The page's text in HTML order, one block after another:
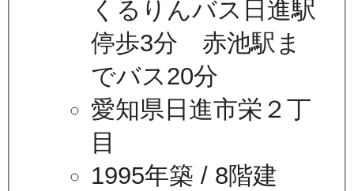
くるりんバス日進駅
停歩3分 赤池駅ま
でバス20分
愛知県日進市栄２丁
目
1995年築 / 8階建